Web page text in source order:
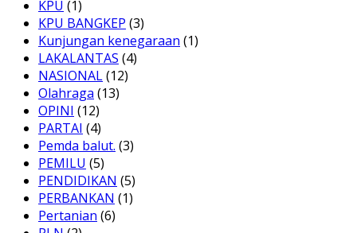
KPU (1)
KPU BANGKEP (3)
Kunjungan kenegaraan (1)
LAKALANTAS (4)
NASIONAL(12)
Olahraga (13)
OPINI (12)
PARTAI (4)
Pemda balut. (3)
PEMILU (5)
PENDIDIKAN (5)
PERBANKAN (1)
Pertanian (6)